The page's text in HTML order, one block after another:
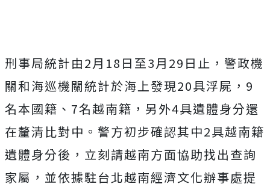
刑事局統計由2月18日至3月29日止，警政機
關和海巡機關統計於海上發現20具浮屍，9
名本國籍、7名越南籍，另外4具遺體身分還
在釐清比對中。警方初步確認其中2具越南籍
遺體身分後，立刻請越南方面協助找出查詢
家屬，並依據駐台北越南經濟文化辦事處提